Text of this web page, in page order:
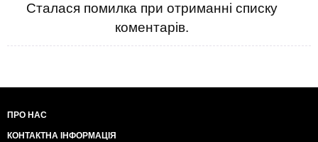
Сталася помилка при отриманні списку
коментарів.
ПРО НАС
КОНТАКТНА ІНФОРМАЦІЯ